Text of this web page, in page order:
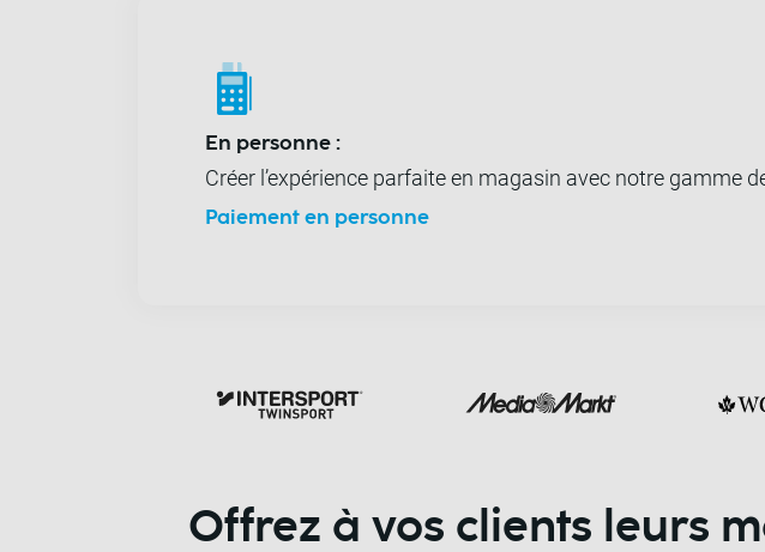
En personne :
Créer l’expérience parfaite en magasin avec notre gamme
Paiement en personne
Offrez à vos clients leurs